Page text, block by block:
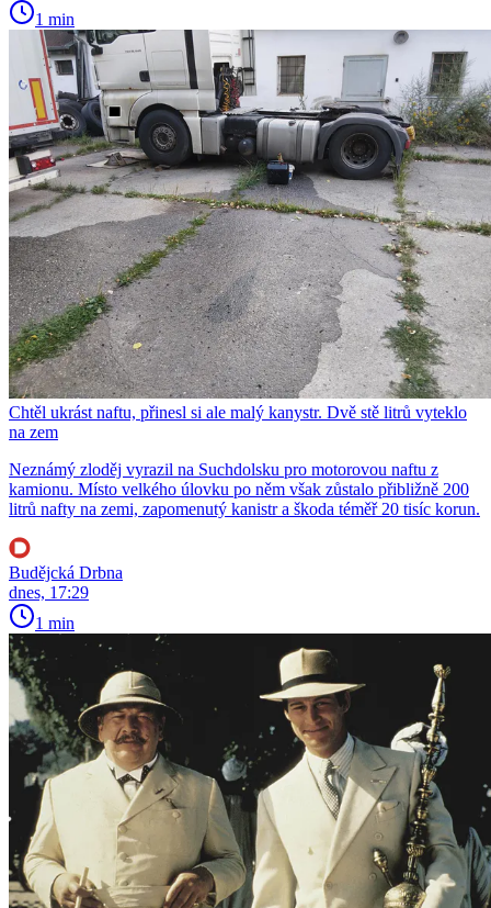
1 min
Chtěl ukrást naftu, přinesl si ale malý kanystr. Dvě stě litrů vyteklo
na zem
Neznámý zloděj vyrazil na Suchdolsku pro motorovou naftu z
kamionu. Místo velkého úlovku po něm však zůstalo přibližně 200
litrů nafty na zemi, zapomenutý kanistr a škoda téměř 20 tisíc korun.
Budějcká Drbna
dnes, 17:29
1 min